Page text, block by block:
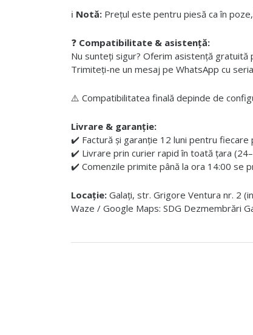
ℹ️ Notă: Prețul este pentru piesă ca în
❓ Compatibilitate & asistență:
Nu sunteți sigur? Oferim asistență
Trimiteți-ne un mesaj pe WhatsApp cu
⚠️ Compatibilitatea finală depinde de
Livrare & garanție:
✔️ Factură și garanție 12 luni pentru fiecare
✔️ Livrare prin curier rapid în toată țara
✔️ Comenzile primite până la ora 14:00 se
Locație: Galați, str. Grigore Ventura nr. 2
Waze / Google Maps: SDG Dezmembrări